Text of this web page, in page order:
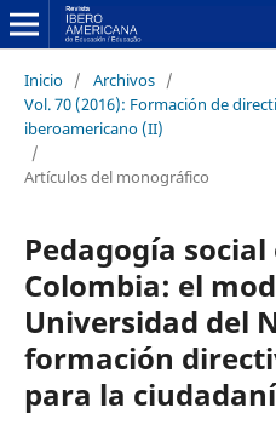
Inicio / Archivos /
Vol. 70 (2016): Formación de
iberoamericano (II)
/
Artículos del monográfico
Pedagogía
Colombia: el
Universidad del
formación
para la